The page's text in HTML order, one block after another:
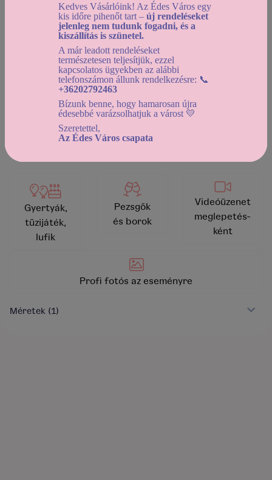
Házhozszállítás:
2026-08-11 12:30-tól
Használd adátumszűrőt
megtekintéséhez!
A termék jelenleg nem rendelhető!
vissza a kínálathoz
Gyertyák,
tűzijáték,
lufik
Pezsgők
és borok
Videóüzenet
meglepetés-
ként
Profi fotós az eseményre
Méretek (1)
Kedves Vásárlóink! Az Édes Város egy
kis időre pihenőt tart – új rendeléseket
jelenleg nem tudunk fogadni, és a
kiszállítás is szünetel.
A már leadott rendeléseket
természetesen teljesítjük, ezzel
kapcsolatos ügyekben az alábbi
telefonszámon állunk rendelkezésre: 📞
+36202792463
Bízunk benne, hogy hamarosan újra
édesebbé varázsolhatjuk a várost 💛
Szeretettel,
Az Édes Város csapata